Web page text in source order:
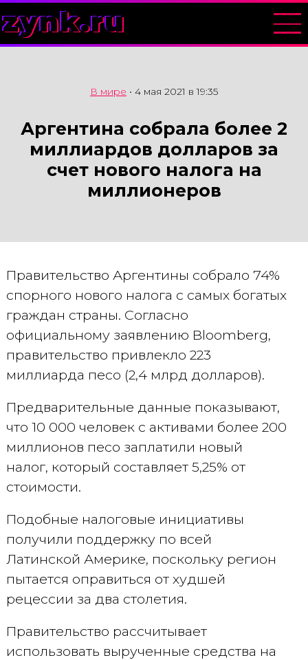
zynk.ru
В мире • 4 мая 2021 в 19:35
Аргентина собрала более 2
миллиардов долларов за
счет нового налога на
миллионеров
Правительство Аргентины собрало 74%
спорного нового налога с самых богатых
граждан страны. Согласно
официальному заявлению Bloomberg,
правительство привлекло 223
миллиарда песо (2,4 млрд долларов).
Предварительные данные показывают,
что 10 000 человек с активами более 200
миллионов песо заплатили новый
налог, который составляет 5,25% от
стоимости.
Подобные налоговые инициативы
получили поддержку по всей
Латинской Америке, поскольку регион
пытается оправиться от худшей
рецессии за два столетия.
Правительство рассчитывает
использовать вырученные средства на